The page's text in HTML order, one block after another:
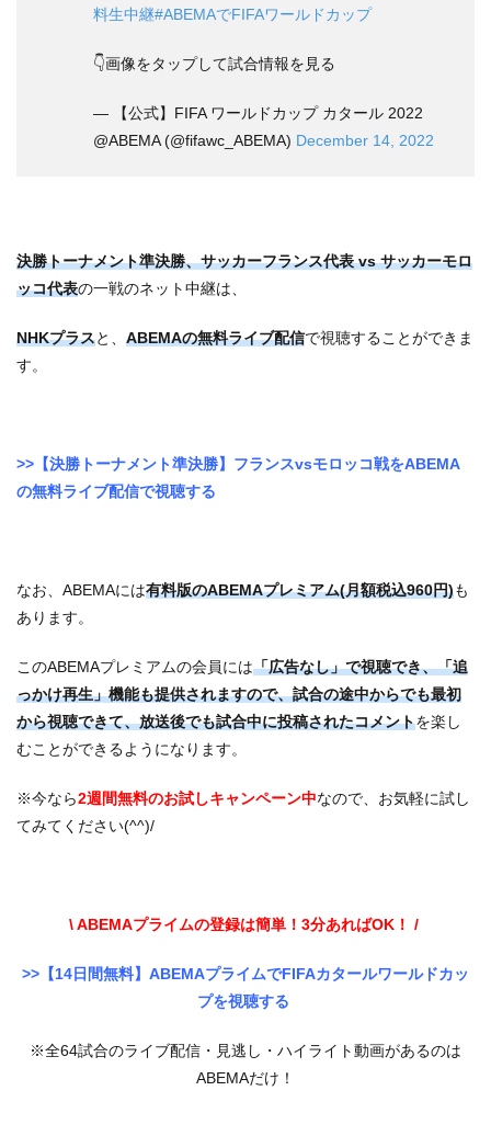
料生中継#ABEMAでFIFAワールドカップ
👇画像をタップして試合情報を見る
— 【公式】FIFA ワールドカップ カタール 2022
@ABEMA (@fifawc_ABEMA) December 14, 2022
決勝トーナメント準決勝、サッカーフランス代表 vs サッカーモロ
ッコ代表の一戦のネット中継は、
NHKプラスと、 ABEMAの無料ライブ配信で視聴することができま
す。
>>【決勝トーナメント準決勝】フランスvsモロッコ戦をABEMA
の無料ライブ配信で視聴する
なお、ABEMAには有料版のABEMAプレミアム(月額税込960円)も
あります。
このABEMAプレミアムの会員には「広告なし」で視聴でき、「追
っかけ再生」機能も提供されますので、試合の途中からでも最初
から視聴できて、放送後でも試合中に投稿されたコメントを楽し
むことができるようになります。
※今なら2週間無料のお試しキャンペーン中なので、お気軽に試し
てみてください(^^)/
\ ABEMAプライムの登録は簡単！3分あればOK！ /
>>【14日間無料】ABEMAプライムでFIFAカタールワールドカッ
プを視聴する
※全64試合のライブ配信・見逃し・ハイライト動画があるのは
ABEMAだけ！